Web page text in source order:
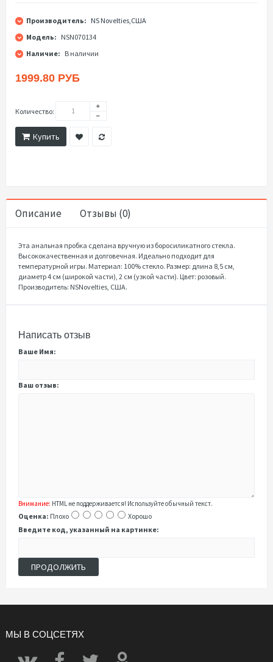
Производитель: NS Novelties,США
Модель: NSN070134
Наличие: В наличии
1999.80 РУБ
Количество:
Купить
Описание Отзывы (0)
Эта анальная пробка сделана вручную из боросиликатного стекла.
Высококачественная и долговечная. Идеально подходит для
температурной игры. Материал: 100% стекло. Размер: длина 8,5 см,
диаметр 4 см (широкой части), 2 см (узкой части). Цвет: розовый.
Производитель: NSNovelties, США.
Написать отзыв
Ваше Имя:
Ваш отзыв:
Внимание: HTML не поддерживается! Используйте обычный текст.
Оценка: Плохо
Хорошо
Введите код, указанный на картинке:
ПРОДОЛЖИТЬ
МЫ В СОЦСЕТЯХ